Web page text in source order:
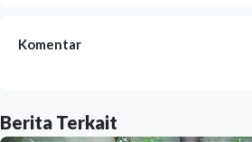
Komentar
Berita Terkait